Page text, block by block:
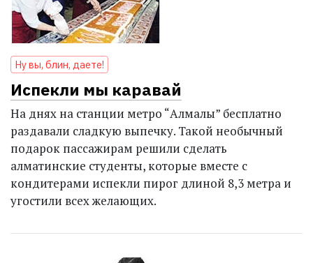
Ну вы, блин, даете!
Испекли мы каравай
На днях на станции метро “Алмалы” бесплатно
раздавали сладкую выпечку. Такой необычный
подарок пассажирам решили сделать
алматинские студенты, которые вместе с
кондитерами испекли пирог длиной 8,3 метра и
угостили всех желающих.